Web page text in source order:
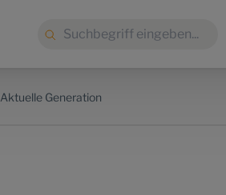
Aktuelle Generation
Suche: